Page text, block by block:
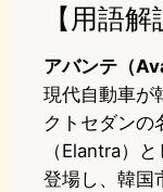
【用語解
アバンテ（
現代自動車が
クトセダンの
（Elantra）
登場し、韓国